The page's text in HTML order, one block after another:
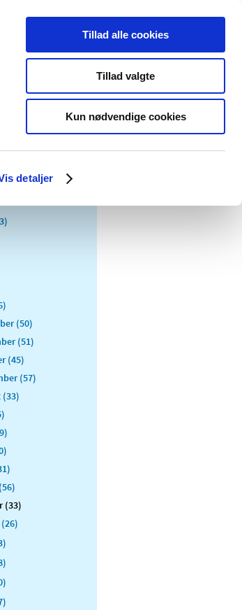
detaljer
Tillad alle cookies
Tillad valgte
Kun nødvendige cookies
Særlige
produktområder
(50)
(51)
(45)
(57)
(33)
(33)